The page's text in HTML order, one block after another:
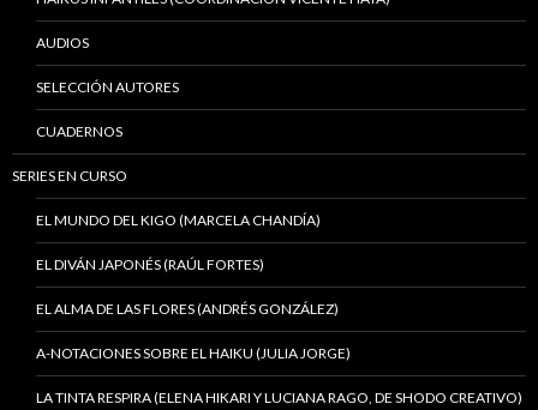
AUDIOS
SELECCIÓN AUTORES
CUADERNOS
SERIES EN CURSO
EL MUNDO DEL KIGO (MARCELA CHANDÍA)
EL DIVÁN JAPONÉS (RAÚL FORTES)
EL ALMA DE LAS FLORES (ANDRÉS GONZÁLEZ)
A-NOTACIONES SOBRE EL HAIKU (JULIA JORGE)
LA TINTA RESPIRA (ELENA HIKARI Y LUCIANA RAGO, DE SHODO CREATIVO)